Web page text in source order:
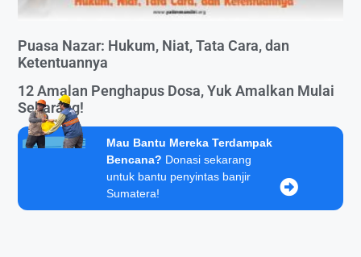
Puasa Nazar: Hukum, Niat, Tata Cara, dan
Ketentuannya
12 Amalan Penghapus Dosa, Yuk Amalkan Mulai
Sekarang!
Mau Bantu Mereka Terdampak
Bencana? Donasi sekarang
untuk bantu penyintas banjir
Sumatera!